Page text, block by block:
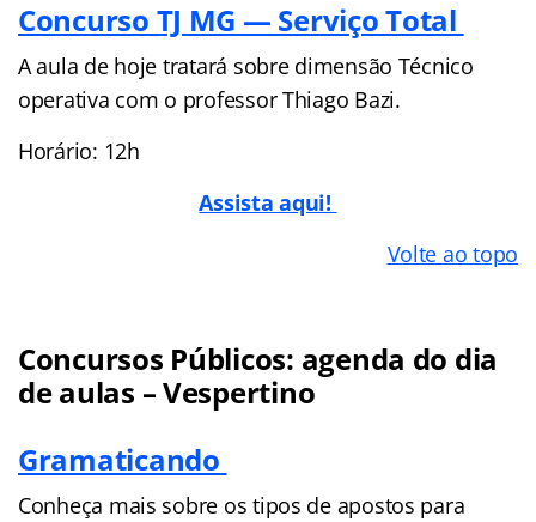
Concurso TJ MG — Serviço Total
A aula de hoje tratará sobre dimensão Técnico
operativa com o professor Thiago Bazi.
Horário: 12h
Assista aqui!
Volte ao topo
Concursos Públicos: agenda do dia
de aulas – Vespertino
Gramaticando
Conheça mais sobre os tipos de apostos para